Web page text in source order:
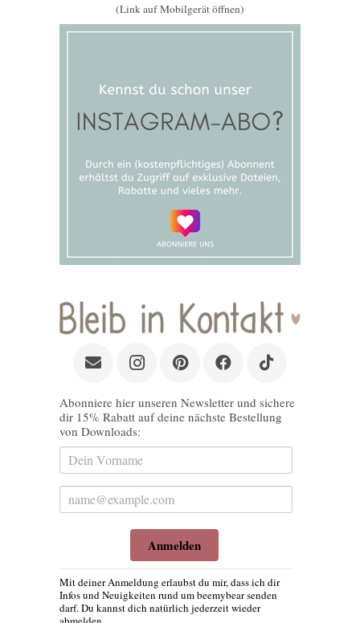
(Link auf Mobilgerät öffnen)
Abonniere hier unseren Newsletter und sichere
dir 15% Rabatt auf deine nächste Bestellung
von Downloads:
Anmelden
Mit deiner Anmeldung erlaubst du mir, dass ich dir
Infos und Neuigkeiten rund um beemybear senden
darf. Du kannst dich natürlich jederzeit wieder